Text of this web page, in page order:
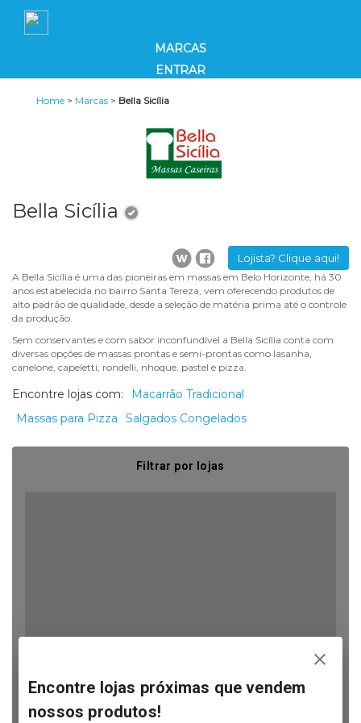
MARCAS
ENTRAR
Home > Marcas > Bella Sicília
Bella Sicília
Lojista? Clique aqui!
A Bella Sicília é uma das pioneiras em massas em Belo Horizonte, há 30
anos estabelecida no bairro Santa Tereza, vem oferecendo produtos de
alto padrão de qualidade, desde a seleção de matéria prima até o controle
da produção.
Sem conservantes e com sabor inconfundível a Bella Sicília conta com
diversas opções de massas prontas e semi-prontas como lasanha,
canelone, capeletti, rondelli, nhoque, pastel e pizza.
Encontre lojas com:
Macarrão Tradicional
Massas para Pizza
Salgados Congelados